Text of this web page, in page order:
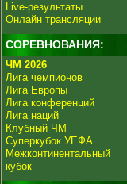
Live-результаты
Онлайн трансляции
СОРЕВНОВАНИЯ:
ЧМ 2026
Лига чемпионов
Лига Европы
Лига конференций
Лига наций
Клубный ЧМ
Суперкубок УЕФА
Межконтинентальный
кубок